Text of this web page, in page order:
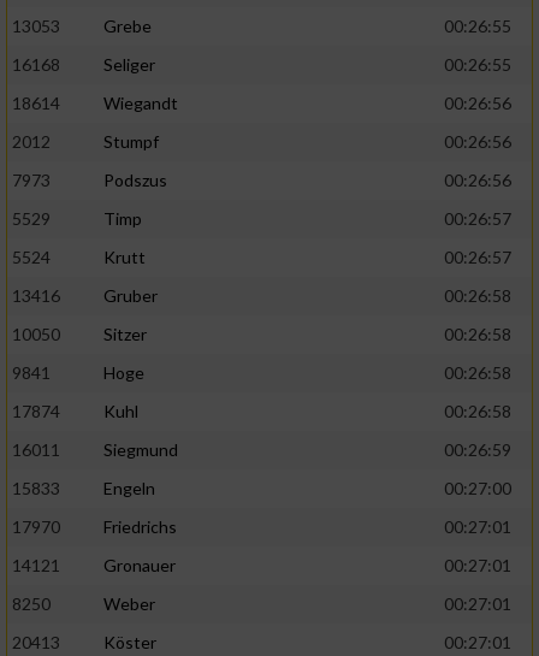
13053
Grebe
00:26:55
16168
Seliger
00:26:55
18614
Wiegandt
00:26:56
2012
Stumpf
00:26:56
7973
Podszus
00:26:56
5529
Timp
00:26:57
5524
Krutt
00:26:57
13416
Gruber
00:26:58
10050
Sitzer
00:26:58
9841
Hoge
00:26:58
17874
Kuhl
00:26:58
16011
Siegmund
00:26:59
15833
Engeln
00:27:00
17970
Friedrichs
00:27:01
14121
Gronauer
00:27:01
8250
Weber
00:27:01
20413
Köster
00:27:01